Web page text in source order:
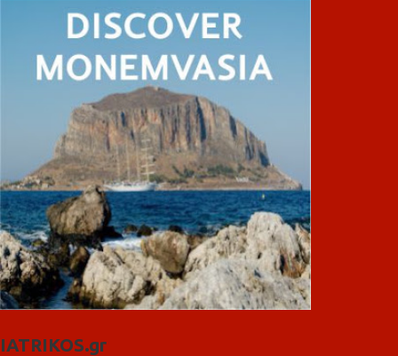
IATRIKOS.gr